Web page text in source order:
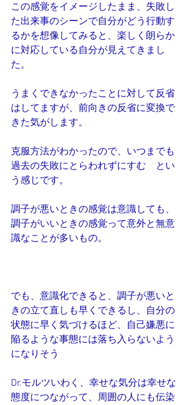
この感覚をイメージしたまま、失敗し
た出来事のシーンで自分がどう行動す
るかを想像してみると、楽しく朗らか
に対応している自分が見えてきまし
た。
うまくできなかったことに対して反省
はしてますが、前向きの反省に変換で
きた気がします。
克服方法がわかったので、いつまでも
過去の失敗にとらわれずにすむ　とい
う感じです。
調子が悪いときの感覚は意識しても、
調子がいいときの感覚って意外と無意
識なことが多いもの。
でも、意識化できると、調子が悪いと
きの立て直しも早くできるし、自分の
状態に早く気づけるほど、自己嫌悪に
陥るような事態には落ち入らないよう
になりそう
Dr.モルツいわく、幸せな気分は幸せな
態度につながって、周囲の人にも伝染